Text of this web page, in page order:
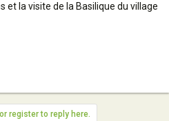
et la visite de la Basilique du village
register to reply here.